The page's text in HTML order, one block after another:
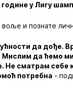
у Лигу
и познате
да дође.
да ћемо
Не сматрам себе
потребна -